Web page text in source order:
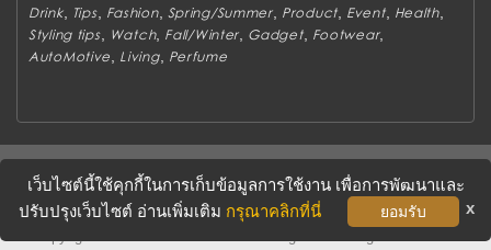
Drink, Tips, Fashion, Spring/Summer, Product, Event, Health,
Styling tips, Watch, Fall/Winter Gadget, Footwear,
AutoMotive Living, Perfume
TERMS & CONDITIONS
PRIVACY POLICY
เว็บไซต์นี้ใช้คุกกี้ในการเก็บข้อมูลการใช้งาน เพื่อการพัฒนาและ
ปรับปรุงเว็บไซต์ อ่านเพิ่มเติม กรุณาคลิกที่นี่ ยอมรับ x